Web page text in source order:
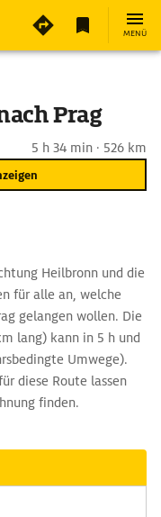
MENÜ
Prag
5 h 34 min · 526 km
Heilbronn und die
für alle an, welche
gelangen wollen. Die
lang) kann in 5 h und
Umwege).
diese Route lassen
finden.